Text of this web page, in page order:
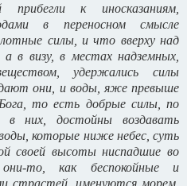
прибегли к иносказаниям,
в переносном смысле
силы, и что вверху над
в визу, в местах надземных,
удержались силы
они, и воды, яже превыше
то есть добрые силы, по
в них, достойны воздавать
которые ниже небес, суть
своей высоты ниспадшие во
то, как беспокойные и
страстей, именуются морем,